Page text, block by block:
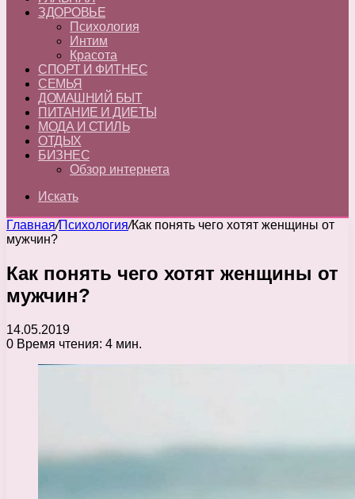
ЗДОРОВЬЕ
Психология
Интим
Красота
СПОРТ И ФИТНЕС
СЕМЬЯ
ДОМАШНИЙ БЫТ
ПИТАНИЕ И ДИЕТЫ
МОДА И СТИЛЬ
ОТДЫХ
БИЗНЕС
Обзор интернета
Искать
Главная/Психология/Как понять чего хотят женщины от
мужчин?
Как понять чего хотят женщины от
мужчин?
14.05.2019
0 Время чтения: 4 мин.